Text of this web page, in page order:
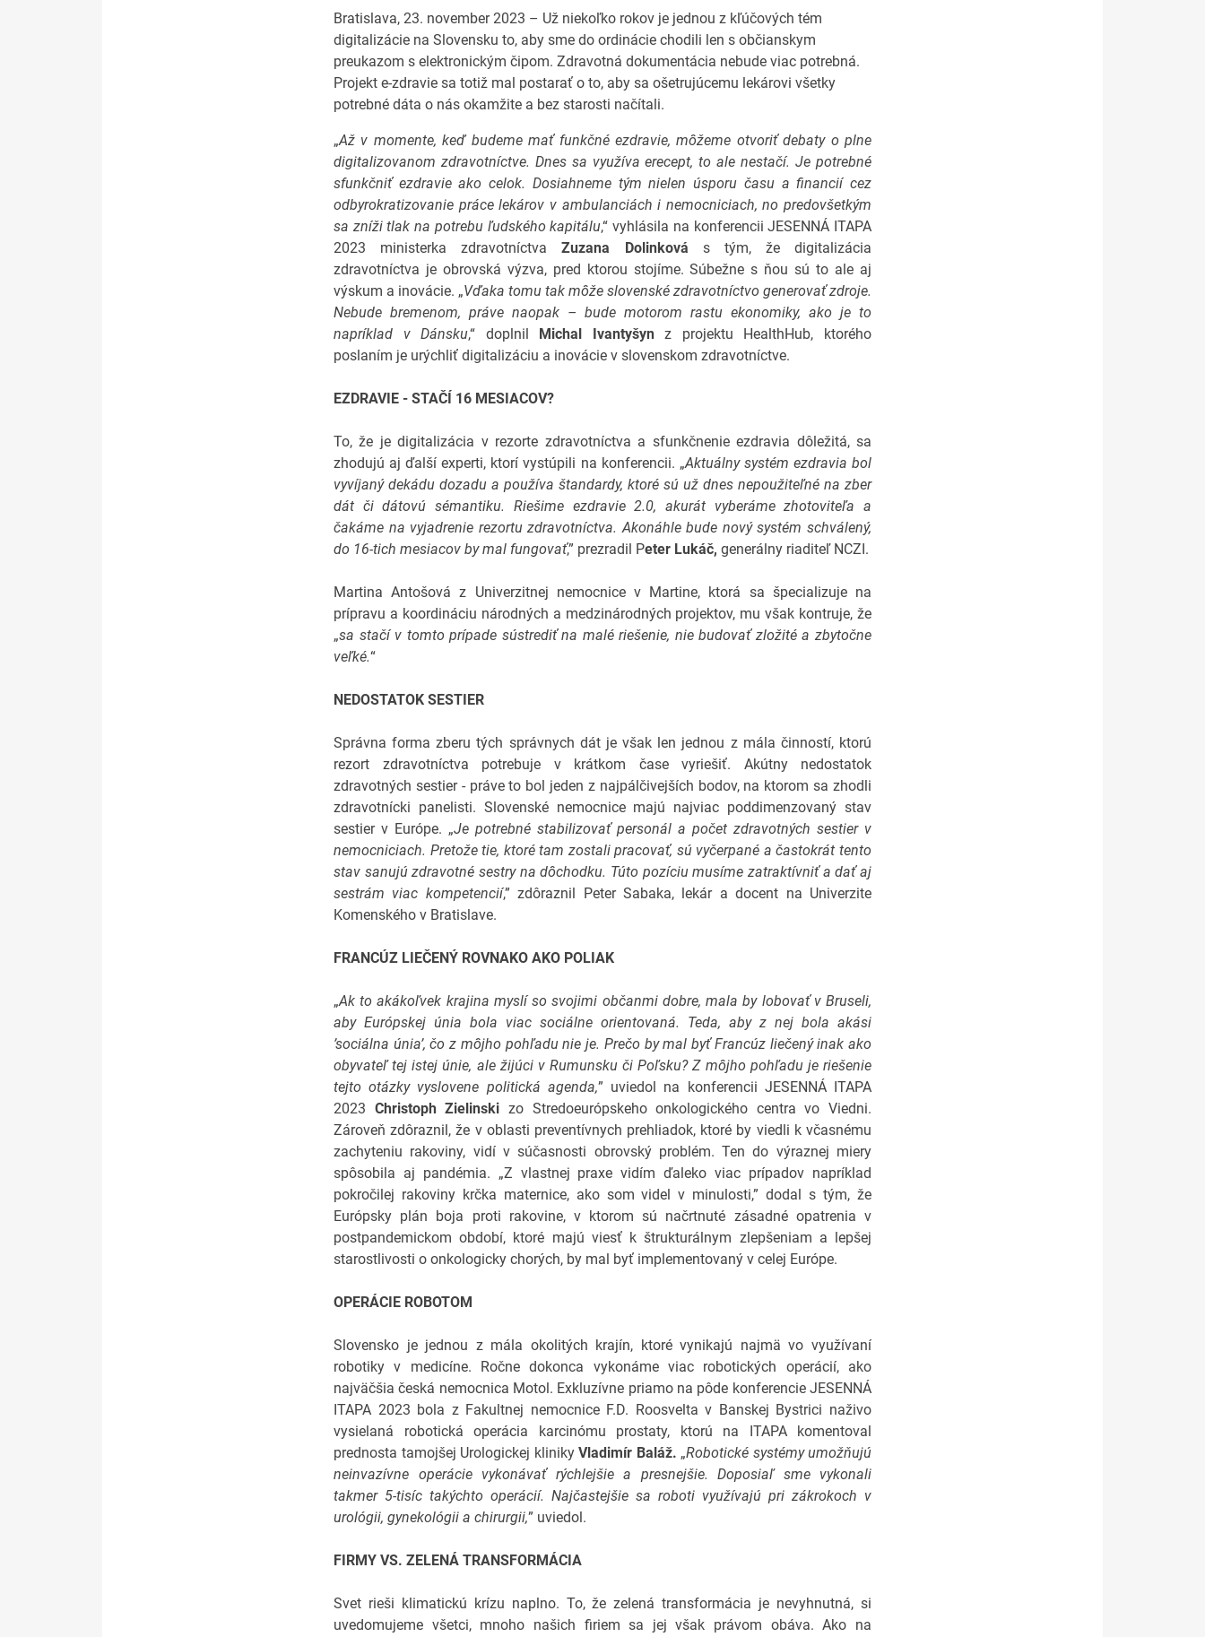
Bratislava, 23. november 2023 – Už niekoľko rokov je jednou z kľúčových tém
digitalizácie na Slovensku to, aby sme do ordinácie chodili len s občianskym
preukazom s elektronickým čipom. Zdravotná dokumentácia nebude viac potrebná.
Projekt e-zdravie sa totiž mal postarať o to, aby sa ošetrujúcemu lekárovi všetky
potrebné dáta o nás okamžite a bez starosti načítali.
„Až v momente, keď budeme mať funkčné ezdravie, môžeme otvoriť debaty o plne
digitalizovanom zdravotníctve. Dnes sa využíva erecept, to ale nestačí. Je potrebné
sfunkčniť ezdravie ako celok. Dosiahneme tým nielen úsporu času a financií cez
odbyrokratizovanie práce lekárov v ambulanciách i nemocniciach, no predovšetkým
sa zníži tlak na potrebu ľudského kapitálu,“ vyhlásila na konferencii JESENNÁ ITAPA
2023 ministerka zdravotníctvaZuzana Dolinková s tým, že digitalizácia
zdravotníctva je obrovská výzva, pred ktorou stojíme. Súbežne s ňou sú to ale aj
výskum a inovácie. „Vďaka tomu tak môže slovenské zdravotníctvo generovať zdroje.
Nebude bremenom, práve naopak – bude motorom rastu ekonomiky, ako je to
napríklad v Dánsku,“ doplnil Michal Ivantyšynz projektu HealthHub, ktorého
poslaním je urýchliť digitalizáciu a inovácie v slovenskom zdravotníctve.
EZDRAVIE - STAČÍ 16 MESIACOV?
To, že je digitalizácia v rezorte zdravotníctva a sfunkčnenie ezdravia dôležitá, sa
zhodujú aj ďalší experti, ktorí vystúpili na konferencii. „Aktuálny systém ezdravia bol
vyvíjaný dekádu dozadu a používa štandardy, ktoré sú už dnes nepoužiteľné na zber
dát či dátovú sémantiku. Riešime ezdravie 2.0, akurát vyberáme zhotoviteľa a
čakáme na vyjadrenie rezortu zdravotníctva. Akonáhle bude nový systém schválený,
do 16-tich mesiacov by mal fungovať,” prezradil Peter Lukáč, generálny riaditeľ NCZI.
Martina Antošová z Univerzitnej nemocnice v Martine, ktorá sa špecializuje na
prípravu a koordináciu národných a medzinárodných projektov, mu však kontruje, že
„sa stačí v tomto prípade sústrediť na malé riešenie, nie budovať zložité a zbytočne
veľké.“
NEDOSTATOK SESTIER
Správna forma zberu tých správnych dát je však len jednou z mála činností, ktorú
rezort zdravotníctva potrebuje v krátkom čase vyriešiť. Akútny nedostatok
zdravotných sestier - práve to bol jeden z najpálčivejších bodov, na ktorom sa zhodli
zdravotnícki panelisti. Slovenské nemocnice majú najviac poddimenzovaný stav
sestier v Európe. „Je potrebné stabilizovať personál a počet zdravotných sestier v
nemocniciach. Pretože tie, ktoré tam zostali pracovať, sú vyčerpané a častokrát tento
stav sanujú zdravotné sestry na dôchodku. Túto pozíciu musíme zatraktívniť a dať aj
sestrám viac kompetencií,” zdôraznil Peter Sabaka, lekár a docent na Univerzite
Komenského v Bratislave.
FRANCÚZ LIEČENÝ ROVNAKO AKO POLIAK
„Ak to akákoľvek krajina myslí so svojimi občanmi dobre, mala by lobovať v Bruseli,
aby Európskej únia bola viac sociálne orientovaná. Teda, aby z nej bola akási
’sociálna únia’, čo z môjho pohľadu nie je. Prečo by mal byť Francúz liečený inak ako
obyvateľ tej istej únie, ale žijúci v Rumunsku či Poľsku? Z môjho pohľadu je riešenie
tejto otázky vyslovene politická agenda,” uviedol na konferencii JESENNÁ ITAPA
2023 Christoph Zielinski zo Stredoeurópskeho onkologického centra vo Viedni.
Zároveň zdôraznil, že v oblasti preventívnych prehliadok, ktoré by viedli k včasnému
zachyteniu rakoviny, vidí v súčasnosti obrovský problém. Ten do výraznej miery
spôsobila aj pandémia. „Z vlastnej praxe vidím ďaleko viac prípadov napríklad
pokročilej rakoviny krčka maternice, ako som videl v minulosti,” dodal s tým, že
Európsky plán boja proti rakovine, v ktorom sú načrtnuté zásadné opatrenia v
postpandemickom období, ktoré majú viesť k štrukturálnym zlepšeniam a lepšej
starostlivosti o onkologicky chorých, by mal byť implementovaný v celej Európe.
OPERÁCIE ROBOTOM
Slovensko je jednou z mála okolitých krajín, ktoré vynikajú najmä vo využívaní
robotiky v medicíne. Ročne dokonca vykonáme viac robotických operácií, ako
najväčšia česká nemocnica Motol. Exkluzívne priamo na pôde konferencie JESENNÁ
ITAPA 2023 bola z Fakultnej nemocnice F.D. Roosvelta v Banskej Bystrici naživo
vysielaná robotická operácia karcinómu prostaty, ktorú na ITAPA komentoval
prednosta tamojšej Urologickej kliniky Vladimír Baláž. „Robotické systémy umožňujú
neinvazívne operácie vykonávať rýchlejšie a presnejšie. Doposiaľ sme vykonali
takmer 5-tisíc takýchto operácií. Najčastejšie sa roboti využívajú pri zákrokoch v
urológii, gynekológii a chirurgii,” uviedol.
FIRMY VS. ZELENÁ TRANSFORMÁCIA
Svet rieši klimatickú krízu naplno. To, že zelená transformácia je nevyhnutná, si
uvedomujeme všetci, mnoho našich firiem sa jej však právom obáva. Ako na